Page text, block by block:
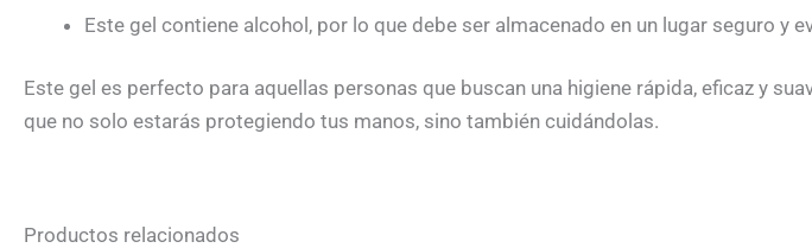
Este gel contiene alcohol, por lo que debe ser almacenado en un lugar seguro y
Este gel es perfecto para aquellas personas que buscan una higiene rápida, eficaz y
que no solo estarás protegiendo tus manos, sino también cuidándolas.
Productos relacionados